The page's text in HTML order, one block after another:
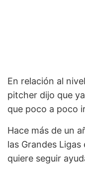
En relación al
pitcher dijo que
que poco a poco
Hace más de un
las Grandes
quiere seguir